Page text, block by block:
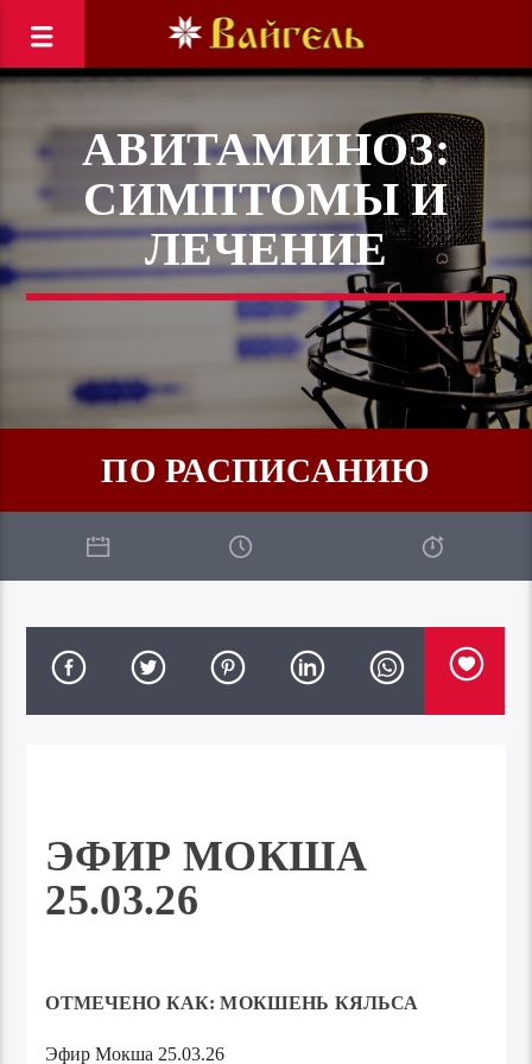
АВИТАМИНОЗ:
СИМПТОМЫ И
ЛЕЧЕНИЕ
ПО РАСПИСАНИЮ
ЭФИР МОКША
25.03.26
ОТМЕЧЕНО КАК:МОКШЕНЬ КЯЛЬСА
Эфир Мокша 25.03.26